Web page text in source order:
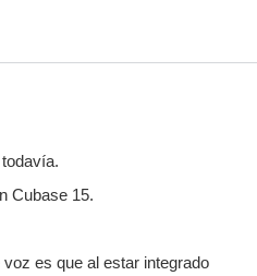
Cubase 15.
es que al estar integrado